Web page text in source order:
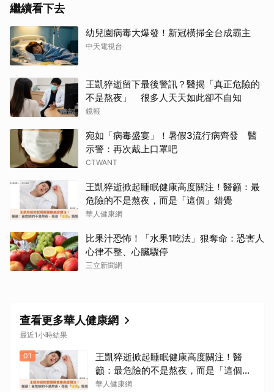
繼續看下去
幼兒園病毒大爆發！新冠橫掃全台成霸主
中天電視台
王凱猝逝留下最後警訊？醫揭「真正危險的
不是熬夜」 很多人天天如此卻不自知
鏡報
宛如「病毒盛宴」！暑假3流行病齊發 醫
示警：再次戴上口罩吧
CTWANT
王凱猝逝掀起睡眠健康高度關注！醫籲：最
危險的不是熬夜，而是「這個」錯覺
華人健康網
比果汁恐怖！「水果1吃法」狠奪命：恐害人
心律不整、心臟驟停
三立新聞網
查看更多華人健康網
最近1小時結果
01
王凱猝逝掀起睡眠健康高度關注！醫
籲：最危險的不是熬夜，而是「這個」
錯覺
華人健康網